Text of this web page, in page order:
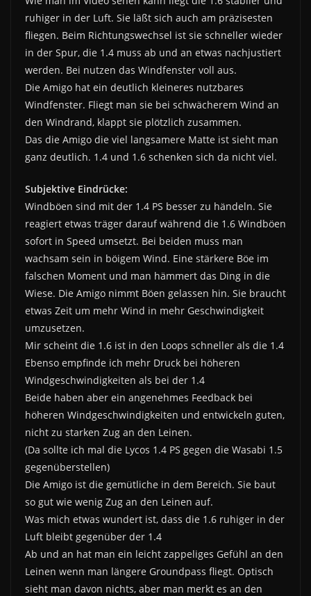
ruhiger in der Luft. Sie läßt sich auch am präzisesten
fliegen. Beim Richtungswechsel ist sie schneller wieder
in der Spur, die 1.4 muss ab und an etwas nachjustiert
werden. Bei nutzen das Windfenster voll aus.
Die Amigo hat ein deutlich kleineres nutzbares
Windfenster. Fliegt man sie bei schwächerem Wind an
den Windrand, klappt sie plötzlich zusammen.
Das die Amigo die viel langsamere Matte ist sieht man
ganz deutlich. 1.4 und 1.6 schenken sich da nicht viel.
Subjektive Eindrücke:
Windböen sind mit der 1.4 PS besser zu händeln. Sie
reagiert etwas träger darauf während die 1.6 Windböen
sofort in Speed umsetzt. Bei beiden muss man
wachsam sein in böigem Wind. Eine stärkere Böe im
falschen Moment und man hämmert das Ding in die
Wiese. Die Amigo nimmt Böen gelassen hin. Sie braucht
etwas Zeit um mehr Wind in mehr Geschwindigkeit
umzusetzen.
Mir scheint die 1.6 ist in den Loops schneller als die 1.4
Ebenso empfinde ich mehr Druck bei höheren
Windgeschwindigkeiten als bei der 1.4
Beide haben aber ein angenehmes Feedback bei
höheren Windgeschwindigkeiten und entwickeln guten,
nicht zu starken Zug an den Leinen.
(Da sollte ich mal die Lycos 1.4 PS gegen die Wasabi 1.5
gegenüberstellen)
Die Amigo ist die gemütliche in dem Bereich. Sie baut
so gut wie wenig Zug an den Leinen auf.
Was mich etwas wundert ist, dass die 1.6 ruhiger in der
Luft bleibt gegenüber der 1.4
Ab und an hat man ein leicht zappeliges Gefühl an den
Leinen wenn man längere Groundpass fliegt. Optisch
sieht man davon nichts, aber man merkt es an den